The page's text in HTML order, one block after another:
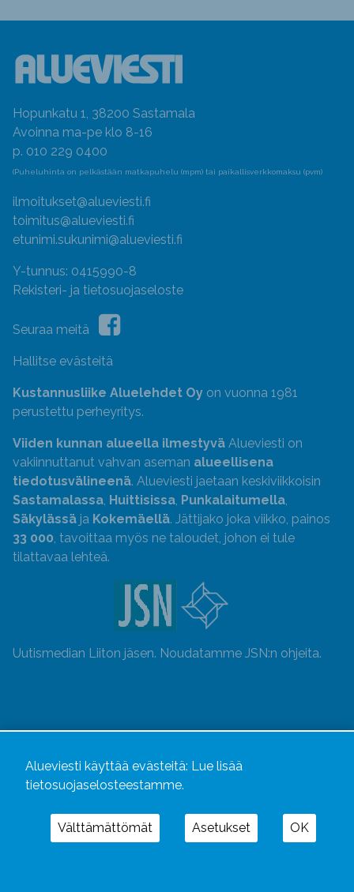
Hopunkatu 1, 38200 Sastamala
Avoinna ma-pe klo 8-16
p. 010 229 0400
(Puheluhinta on pelkästään matkapuhelu (mpm) tai paikallisverkkomaksu (pvm)
ilmoitukset@alueviesti.fi
toimitus@alueviesti.fi
etunimi.sukunimi@alueviesti.fi
Y-tunnus: 0415990-8
Rekisteri- ja tietosuojaseloste
Seuraa meitä
Hallitse evästeitä
Kustannusliike Aluelehdet Oy on vuonna 1981
perustettu perheyritys.
Viiden kunnan alueella ilmestyvä Alueviesti on
vakiinnuttanut vahvan aseman alueellisena
tiedotusvälineenä. Alueviesti jaetaan keskiviikkoisin
Sastamalassa, Huittisissa, Punkalaitumella,
Säkylässä ja Kokemäellä. Jättijako joka viikko, painos
33 000, tavoittaa myös ne taloudet, johon ei tule
tilattavaa lehteä.
Uutismedian Liiton jäsen. Noudatamme JSN:n ohjeita.
Alueviesti käyttää evästeitä: Lue lisää
tietosuojaselosteestamme.
Välttämättömät Asetukset OK